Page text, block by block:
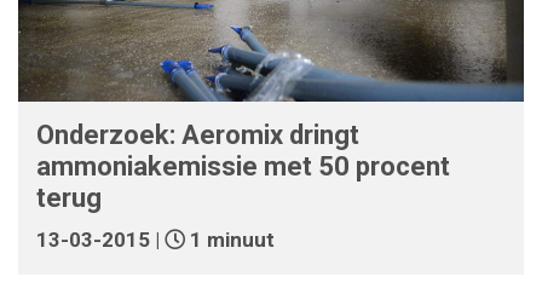
Onderzoek: Aeromix dringt
ammoniakemissie met 50 procent
terug
13-03-2015 | 1 minuut